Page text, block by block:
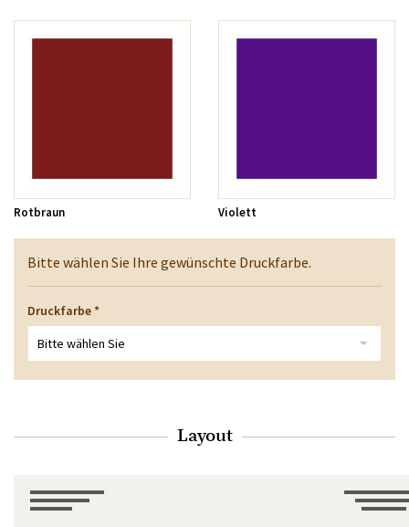
Rotbraun Violett
Bitte wählen Sie Ihre gewünschte Druckfarbe.
Druckfarbe*
Bitte wählen Sie
Layout